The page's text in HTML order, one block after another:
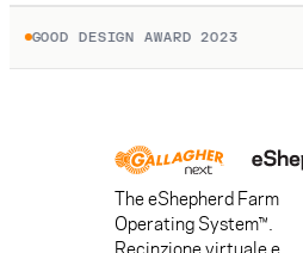
GOOD DESIGN AWARD 2023
The eShepherd Farm
Operating System™.